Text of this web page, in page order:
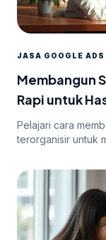
JASA GOOGLE ADS
Membangun
Rapi untuk
Pelajari cara
terorganisir untuk